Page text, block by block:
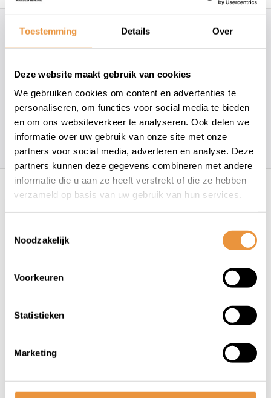
Toestemming Details Over
Deze website maakt gebruik van cookies
We gebruiken cookies om content en advertenties te
personaliseren, om functies voor social media te bieden
en om ons websiteverkeer te analyseren. Ook delen we
informatie over uw gebruik van onze site met onze
partners voor social media, adverteren en analyse. Deze
partners kunnen deze gegevens combineren met andere
informatie die u aan ze heeft verstrekt of die ze hebben
verzameld op basis van uw gebruik van hun services.
Noodzakelijk
Voorkeuren
Statistieken
Marketing
Hoe kunnen wij je helpen?
+31 78 780 2330
info@artsloten.nl
157 klanten geven een 4.7 /5 op
Recent bekeken
beenkleed thermor196 pro
Op voorraad